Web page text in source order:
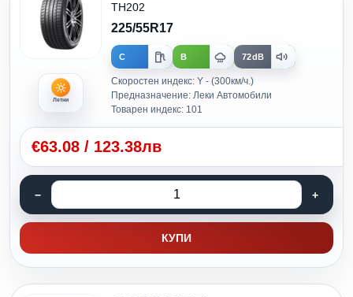
Летни
TH202
225/55R17
C B 72dB
Скоростен индекс: Y - (300км/ч.)
Предназначение: Леки Автомобили
Товарен индекс: 101
€63.08 / 123.38лв
КУПИ